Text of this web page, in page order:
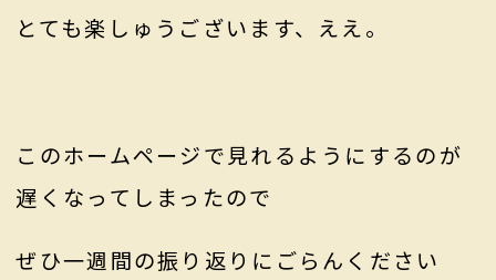
とても楽しゅうございます、ええ。
このホームページで見れるようにするのが
遅くなってしまったので
ぜひ一週間の振り返りにごらんください